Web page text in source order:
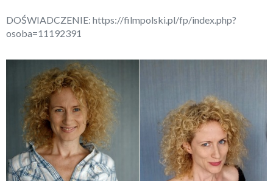
DOŚWIADCZENIE: https://filmpolski.pl/fp/index.php?
osoba=11192391